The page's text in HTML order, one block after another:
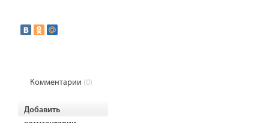
Комментарии (0)
Добавить